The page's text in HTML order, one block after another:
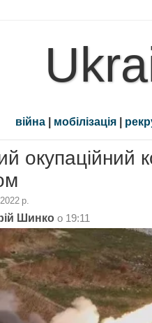
війна | мобілізація |
окупаційний
р.
Шинко о 19:11